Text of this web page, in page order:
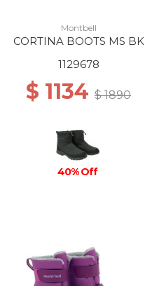
Montbell
CORTINA BOOTS MS BK
1129678
$ 1134 $ 1890
40% Off